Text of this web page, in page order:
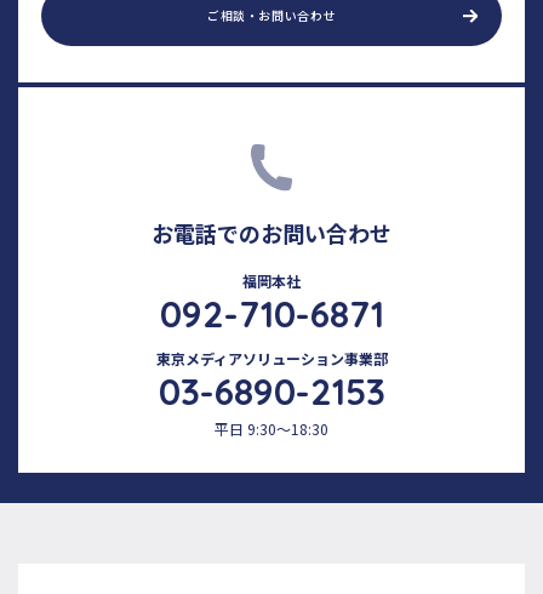
ご相談・お問い合わせ
お電話でのお問い合わせ
福岡本社
092-710-6871
東京メディアソリューション事業部
03-6890-2153
平日 9:30～18:30